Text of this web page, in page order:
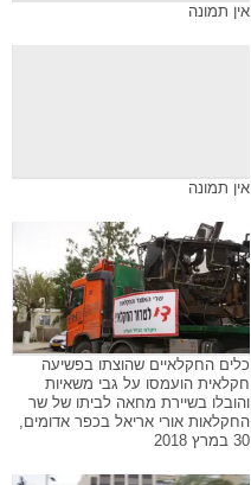
אין תמונה
אין תמונה
כלים החקלאיים שהוצתו בפשיעה
חקלאית הועמסו על גבי משאיות
והובלו בשיירת מחאה לביתו של שר
החקלאות אורי אריאל בכפר אדומים,
30 במרץ 2018